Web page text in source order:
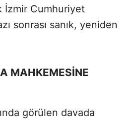
İzmir Cumhuriyet
sonrası sanık, yeniden
MAHKEMESİNE
görülen davada